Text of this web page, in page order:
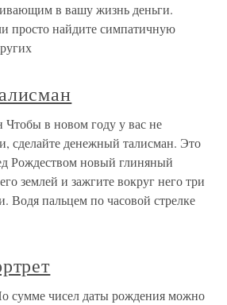
в вашу жизнь деньги.
просто найдите симпатичную
в новом году у вас не
сделайте денежный талисман. Это
Рождеством новый глиняный
землей и зажгите вокруг него три
Водя пальцем по часовой стрелке
сумме чисел даты рождения можно